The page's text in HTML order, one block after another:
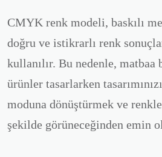
CMYK renk modeli, baskılı
doğru ve istikrarlı renk
kullanılır. Bu nedenle, matbaa
ürünler tasarlarken
moduna dönüştürmek ve
şekilde görüneceğinden emin